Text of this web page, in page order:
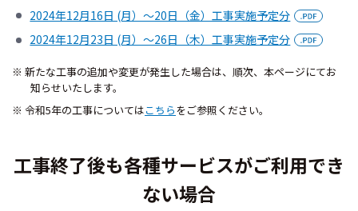
2024年12月16日 (月）～20日（金）工事実施予定分
2024年12月23日 (月）～26日（木）工事実施予定分
※ 新たな工事の追加や変更が発生した場合は、順次、本ページにてお
知らせいたします。
※ 令和5年の工事についてはこちらをご参照ください。
工事終了後も各種サービスがご利用でき
ない場合